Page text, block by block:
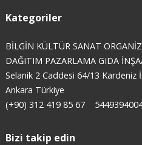
Kategoriler
BİLGİN KÜLTÜR SANAT
DAĞITIM PAZARLAMA GIDA
Selanik 2 Caddesi 64/13 Kardeniz
Ankara Türkiye
(+90) 312 419 85 67
Bizi takip edin